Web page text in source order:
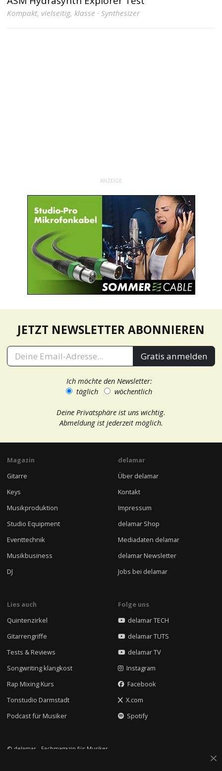
Kompakt, vielseitig, klasse · Synthesizer
ANZEIGE
JETZT NEWSLETTER ABONNIEREN
Gratis anmelden
Ich möchte den Newsletter:
täglich
wöchentlich
Deine Privatsphäre ist uns wichtig.
Abmeldung ist jederzeit möglich.
Magazin
Gitarre
Keys
Musikproduktion
Studio Equipment
Eventtechnik
Musikbusiness
DJ
delamar
Über delamar
Kontakt
Impressum
delamar Shop
Mediadaten delamar
delamar Newsletter
Jobs bei delamar
Lies auch
Quintenzirkel
Gitarrengriffe
Tests & Reviews
Songwriting klangkost
Rap Mixing Kurs
Tonstudio Darmstadt
Podcast für Musiker
Folge uns
delamar TECH
delamar TUTS
delamar TV
Instagram
Facebook
X.com
Spotify
© delamar - Fachmagazin für Musiker